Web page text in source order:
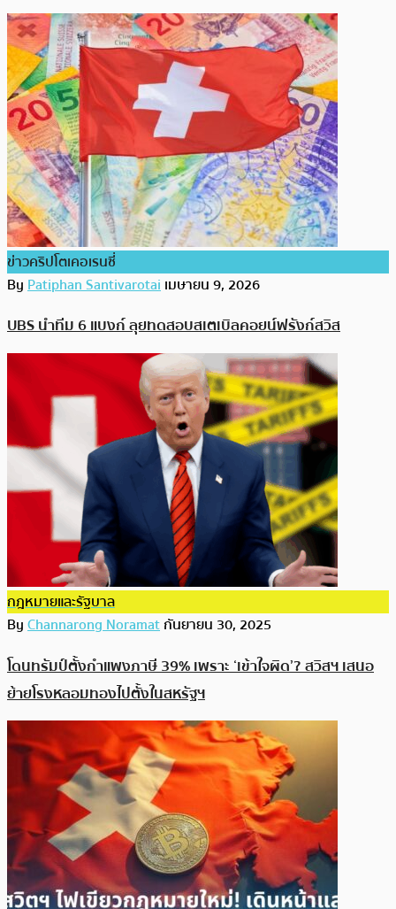
ข่าวคริปโตเคอเรนซี่
ByPatiphan Santivarotaiเมษายน 9, 2026
UBS นำทีม 6 แบงก์ ลุยทดสอบสเตเบิลคอยน์ฟรังก์สวิส
กฎหมายและรัฐบาล
ByChannarong Noramatกันยายน 30, 2025
โดนทรัมป์ตั้งกำแพงภาษี 39% เพราะ ‘เข้าใจผิด’? สวิสฯ เสนอ
ย้ายโรงหลอมทองไปตั้งในสหรัฐฯ